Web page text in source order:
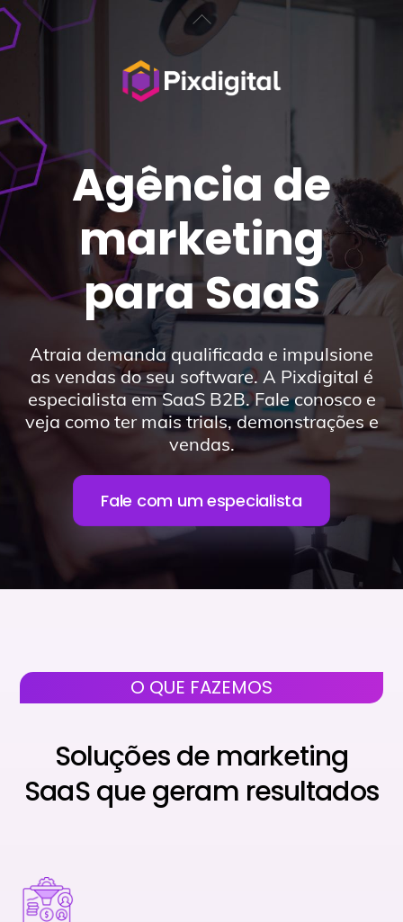
Skip
to
Agência de
marketing
para SaaS
Atraia demanda qualificada e impulsione
as vendas do seu software. A Pixdigital é
especialista em SaaS B2B. Fale conosco e
veja como ter mais trials, demonstrações e
vendas.
Fale com um especialista
O QUE FAZEMOS
Soluções de marketing
SaaS que geram resultados
Back
To
Top